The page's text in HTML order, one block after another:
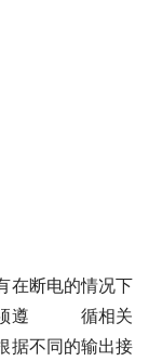
断电的情况下
遵　　　循相关
据不同的输出接